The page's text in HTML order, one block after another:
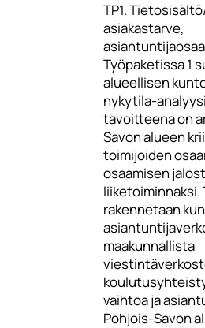
TP1.
asiakastarve,
Työpaketissa 1
alueellisen
nykytila-
tavoitteena on
Savon alueen
toimijoiden
osaamisen
liiketoiminnaksi.
rakennetaan
maakunnallista
vaihtoa ja
Pohjois-Savon